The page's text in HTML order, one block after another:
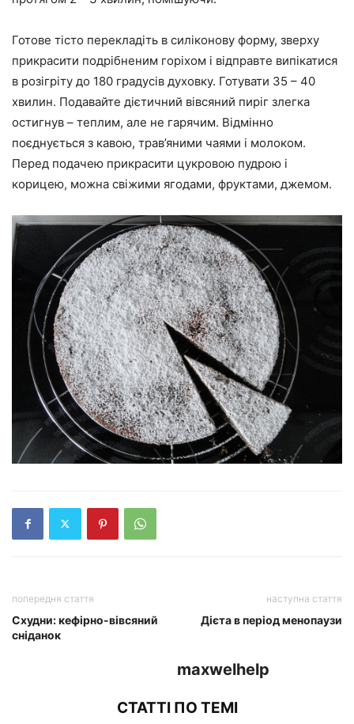
Готове тісто перекладіть в силіконову форму, зверху
прикрасити подрібненим горіхом і відправте випікатися
в розігріту до 180 градусів духовку. Готувати 35 – 40
хвилин. Подавайте дієтичний вівсяний пиріг злегка
остигнув – теплим, але не гарячим. Відмінно
поєднується з кавою, трав’яними чаями і молоком.
Перед подачею прикрасити цукровою пудрою і
корицею, можна свіжими ягодами, фруктами, джемом.
попередня стаття
Схудни: кефірно-вівсяний
сніданок
наступна стаття
Дієта в період менопаузи
maxwelhelp
СТАТТІ ПО ТЕМІ